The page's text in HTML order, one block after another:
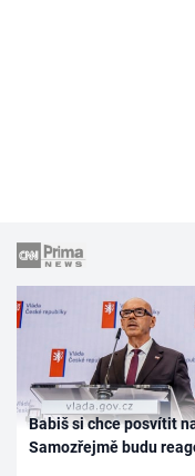
Babiš si chce posvítit
Samozřejmě budu